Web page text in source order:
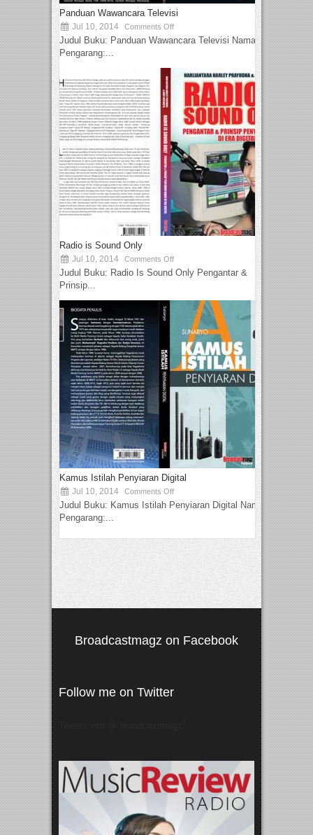
Panduan Wawancara Televisi
Jul 10, 2014 Comments Off
Judul Buku: Panduan Wawancara Televisi Nama
Pengarang:...
Radio is Sound Only
Jul 10, 2014 Comments Off
Judul Buku: Radio Is Sound Only Pengantar &
Prinsip...
Kamus Istilah Penyiaran Digital
Jul 10, 2014 Comments Off
Judul Buku: Kamus Istilah Penyiaran Digital Nama
Pengarang:...
Broadcastmagz on Facebook
Follow me on Twitter